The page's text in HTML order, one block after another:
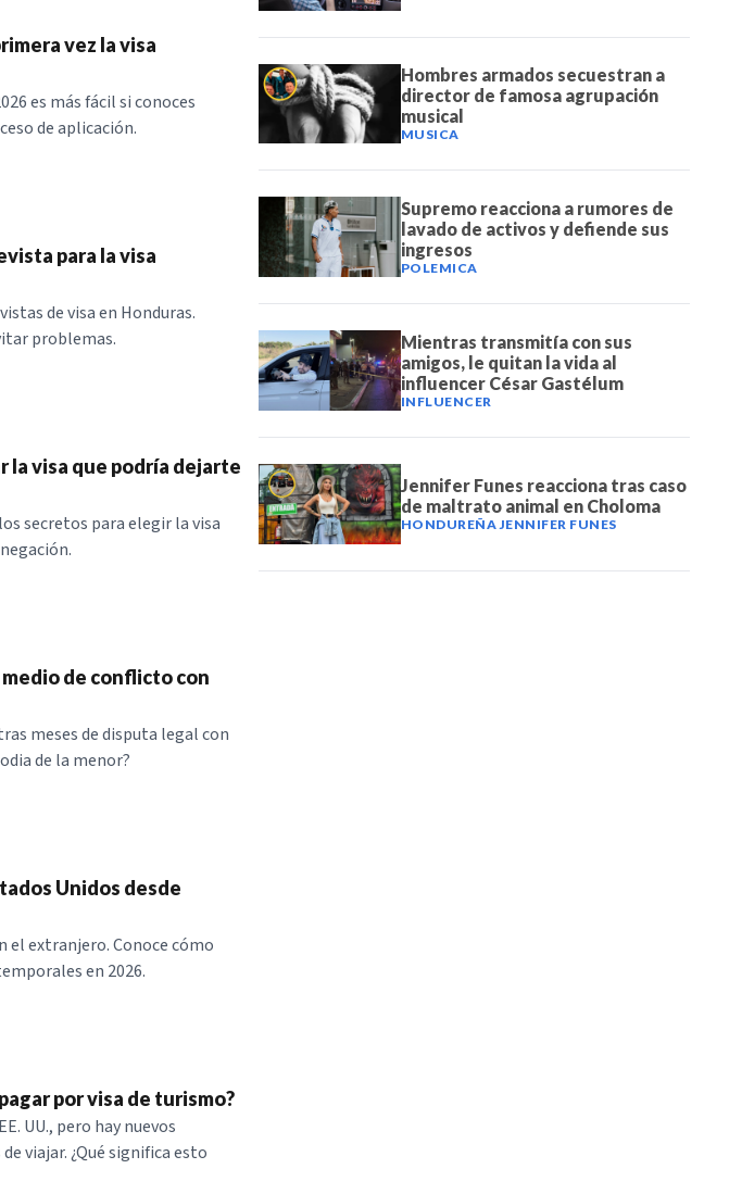
vez la visa
es más fácil si conoces
de aplicación.
para la visa
de visa en Honduras.
problemas.
la visa que podría dejarte
secretos para elegir la visa
de conflicto con
meses de disputa legal con
de la menor?
Unidos desde
el extranjero. Conoce cómo
en 2026.
por visa de turismo?
UU., pero hay nuevos
viajar. ¿Qué significa esto
Hombres armados secuestran a
director de famosa agrupación
musical
MUSICA
Supremo reacciona a rumores de
lavado de activos y defiende sus
ingresos
POLEMICA
Mientras transmitía con sus
amigos, le quitan la vida al
influencer César Gastélum
INFLUENCER
Jennifer Funes reacciona tras caso
de maltrato animal en Choloma
HONDUREÑA JENNIFER FUNES